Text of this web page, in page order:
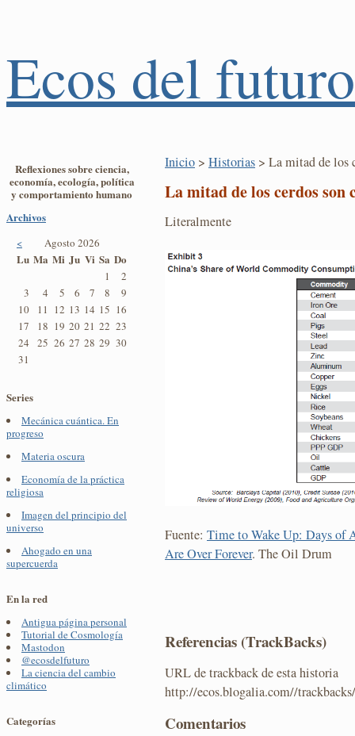
Ecos del futuro
Reflexiones sobre ciencia,
economía, ecología, política
y comportamiento humano
Archivos
< Agosto 2026
Lu Ma Mi Ju Vi Sa Do
1
2
3
4 5 6 7 8
9
10
11 12 13 14 15 16
17
18 19 20 21 22 23
24
25 26 27 28 29 30
31
Series
Mecánica cuántica. En
progreso
Materia oscura
Economía de la práctica
religiosa
Imagen del principio del
universo
Ahogado en una
supercuerda
En la red
Antigua página personal
Tutorial de Cosmología
Mastodon
@ecosdelfuturo
La ciencia del cambio
climático
Categorías
Inicio > Historias > La mitad de los
La mitad de los cerdos son
Literalmente
Fuente: Time to Wake Up: Days of
Are Over Forever. The Oil Drum
Referencias (TrackBacks)
URL de trackback de esta historia
http://ecos.blogalia.com//
Comentarios